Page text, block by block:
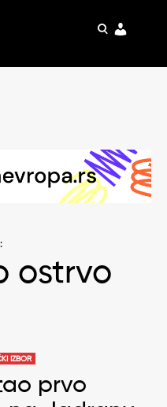
pretraga
ostrvo
IZBOR
prvo